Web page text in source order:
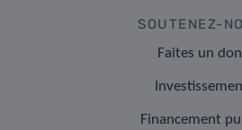
SOUTENEZ-
Faites un don
Financement